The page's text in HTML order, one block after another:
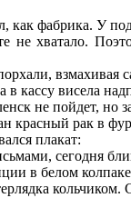
как фабрика. У
хватало.
взмахивая
кассу висела
не пойдет, но
красный рак в
плакат:
сегодня
в белом
кольчиком.